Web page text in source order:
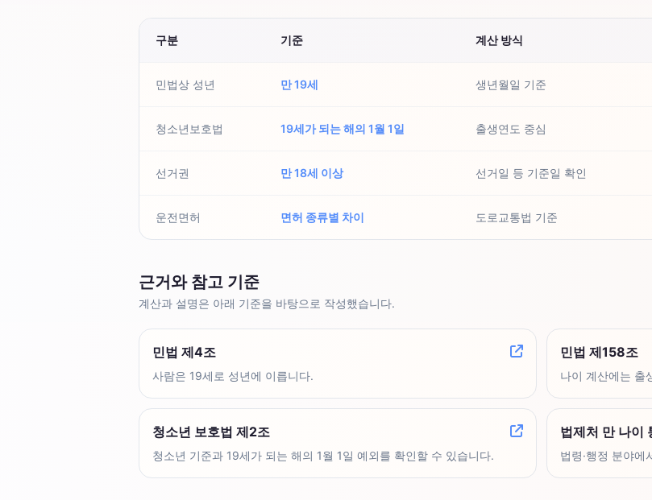
구분 기준 계산 방식
민법상 성년 만 19세 생년월일 기준
청소년보호법 19세가 되는 해의 1월 1일 출생연도 중심
선거권 만 18세 이상 선거일 등 기준일 확인
운전면허 면허 종류별 차이 도로교통법 기준
근거와 참고 기준
계산과 설명은 아래 기준을 바탕으로 작성했습니다.
민법 제4조
사람은 19세로 성년에 이릅니다.
민법 제158조
나이 계산에는 출
청소년 보호법 제2조
청소년 기준과 19세가 되는 해의 1월 1일 예외를 확인할 수 있습니다.
법제처 만 나이
법령·행정 분야